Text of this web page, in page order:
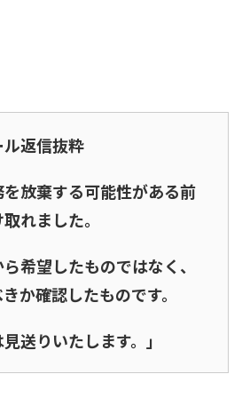
返信抜粋
を放棄する可能性がある前
れました。
希望したものではなく、
か確認したものです。
送りいたします。」